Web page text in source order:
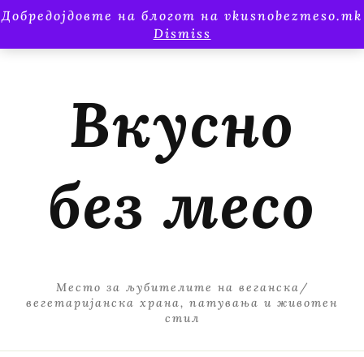
Добредојдовте на блогот на vkusnobezmeso.mk
Dismiss
Вкусно
без месо
Место за љубителите на веганска/
вегетаријанска храна, патувања и животен
стил